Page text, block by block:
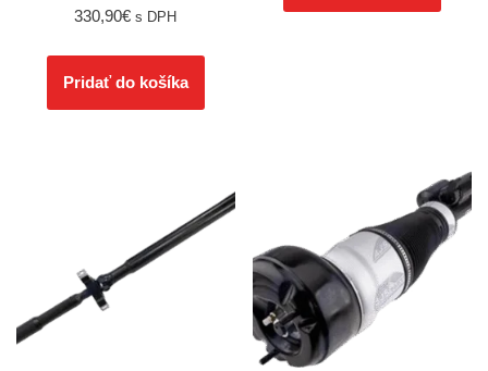
330,90€ s DPH
Pridať do košíka